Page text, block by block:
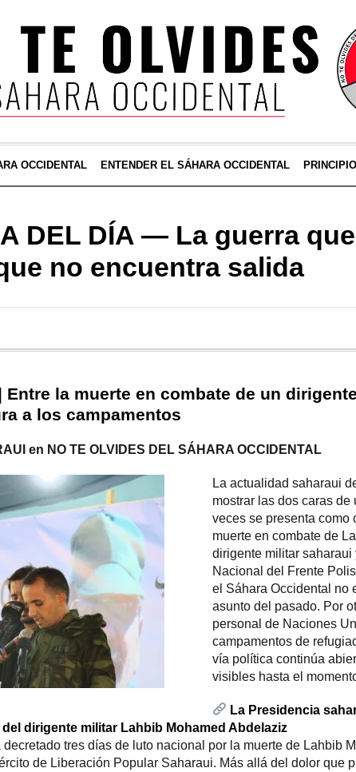
OCCIDENTAL ENTENDER EL SÁHARA OCCIDENTAL
DEL DÍA — La guerra
no encuentra salida
Entre la muerte en combate de un
a los campamentos
en NO TE OLVIDES DEL SÁHARA OCCIDENTAL
La actualidad saharaui
mostrar las dos caras
veces se presenta como
muerte en combate de
dirigente militar
Nacional del Frente
el Sáhara Occidental no
asunto del pasado. Por
personal de Naciones
campamentos de
vía política continúa
visibles hasta el
La Presidencia
dirigente militar Lahbib Mohamed Abdelaziz
tres días de luto nacional por la muerte de Lahbib
de Liberación Popular Saharaui. Más allá del dolor que